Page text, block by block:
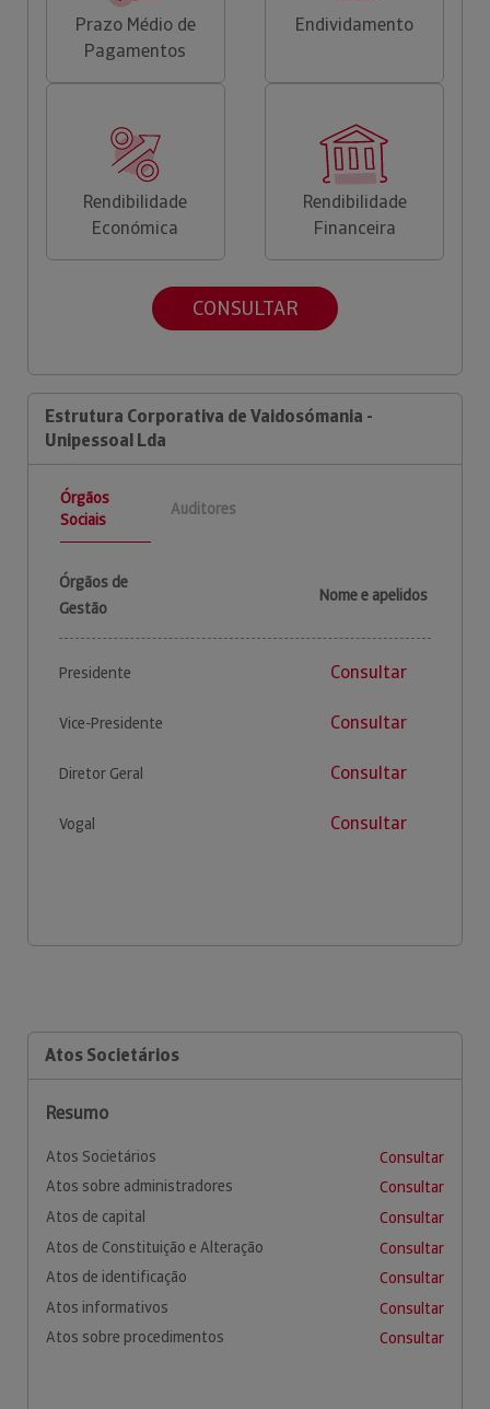
Prazo Médio de
Pagamentos
Endividamento
Rendibilidade
Económica
Rendibilidade
Financeira
CONSULTAR
Estrutura Corporativa de Vaidosómania -
Unipessoal Lda
Órgãos
Sociais
Auditores
Órgãos de
Gestão
Nome e apelidos
Presidente Consultar
Vice-Presidente Consultar
Diretor Geral Consultar
Vogal Consultar
Atos Societários
Resumo
Atos Societários
Consultar
Atos sobre administradores
Consultar
Atos de capital
Consultar
Atos de Constituição e Alteração
Consultar
Atos de identificação
Consultar
Atos informativos
Consultar
Atos sobre procedimentos
Consultar